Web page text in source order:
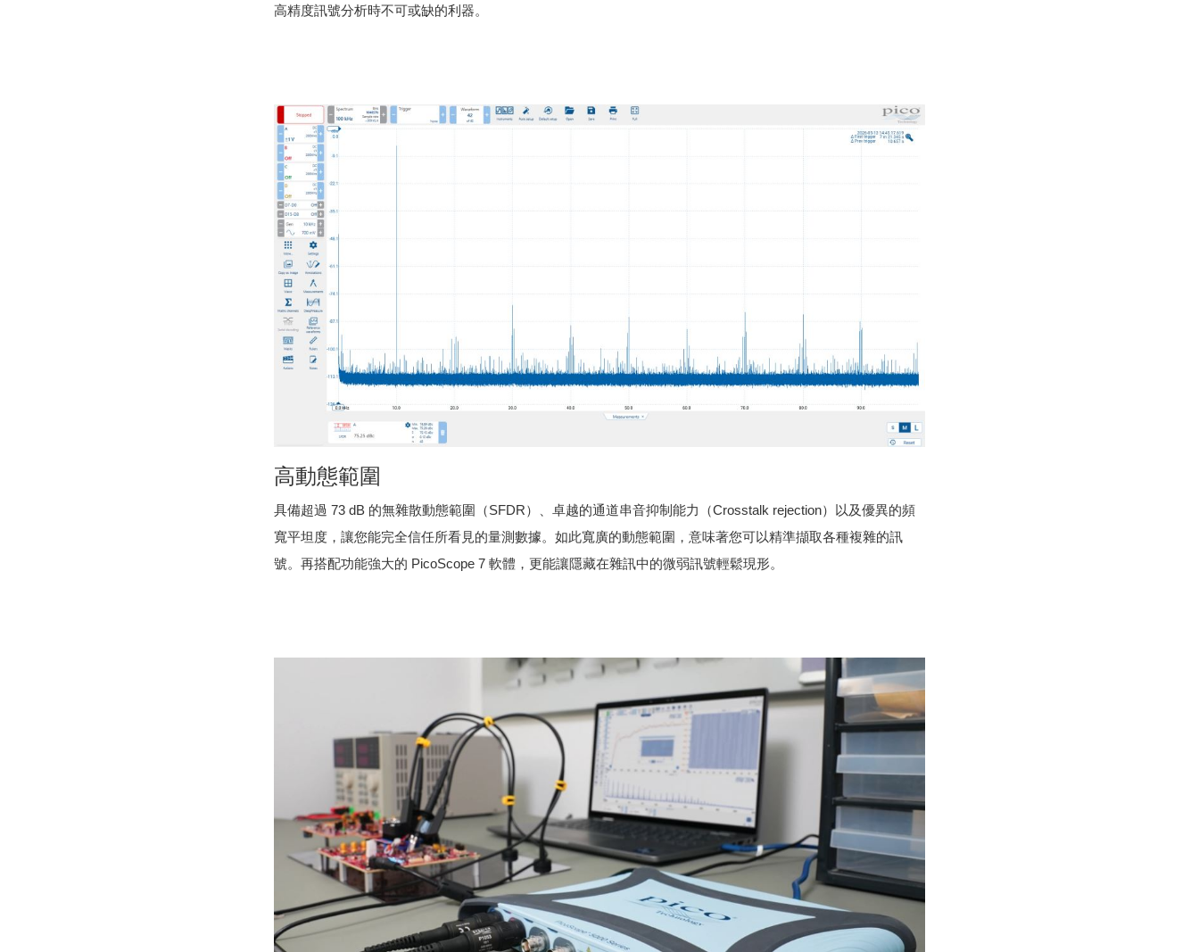
高精度訊號分析時不可或缺的利器。
高動態範圍
具備超過 73 dB 的無雜散動態範圍（SFDR）、卓越的通道串音抑制能力（Crosstalk rejection）以及優異的頻
寬平坦度，讓您能完全信任所看見的量測數據。如此寬廣的動態範圍，意味著您可以精準擷取各種複雜的訊
號。再搭配功能強大的 PicoScope 7 軟體，更能讓隱藏在雜訊中的微弱訊號輕鬆現形。